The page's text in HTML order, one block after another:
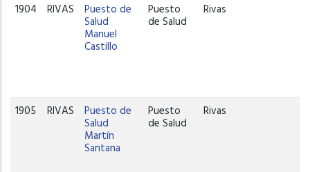
1904 RIVAS Puesto de
Salud
Manuel
Castillo
Puesto
de Salud
Rivas
1905 RIVAS Puesto de
Salud
Martín
Santana
Puesto
de Salud
Rivas